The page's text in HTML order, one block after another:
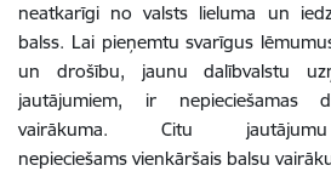
neatkarīgi no valsts lieluma un
balss. Lai pieņemtu svarīgus
un drošību, jaunu dalībvalstu
jautājumiem, ir nepieciešamas
vairākuma. Citu
nepieciešams vienkāršais balsu